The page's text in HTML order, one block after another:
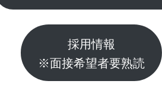
採用情報
※面接希望者要熟読